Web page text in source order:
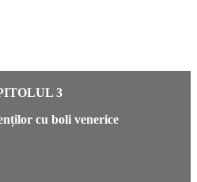
3
cu boli venerice